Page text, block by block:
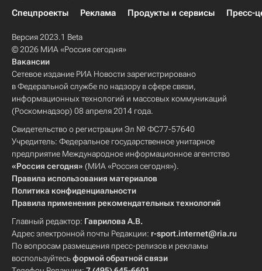
Спецпроекты
Реклама Продукты и сервисы Пресс-
Версия 2023.1 Beta
© 2026 МИА «Россия сегодня»
Вакансии
Сетевое издание РИА Новости зарегистрировано
в Федеральной службе по надзору в сфере связи,
информационных технологий и массовых коммуникаций
(Роскомнадзор) 08 апреля 2014 года.
Свидетельство о регистрации Эл № ФС77-57640
Учредитель: Федеральное государственное унитарное
предприятие Международное информационное агентство
«Россия сегодня» (МИА «Россия сегодня»).
Правила использования материалов
Политика конфиденциальности
Правила применения рекомендательных технологий
Главный редактор: Гаврилова А.В.
Адрес электронной почты Редакции: r-sport.internet@ria.ru
По вопросам размещения пресс-релизов и рекламы
воспользуйтесьформой обратной связи